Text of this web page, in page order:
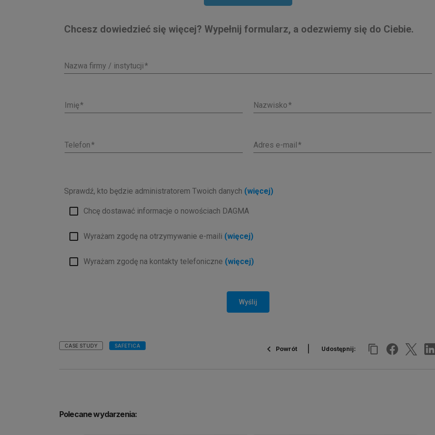
Chcesz dowiedzieć się więcej? Wypełnij formularz, a odezwiemy się do Ciebie.
Nazwa firmy / instytucji
Imię Nazwisko
Telefon Adres e-mail
Sprawdź, kto będzie administratorem Twoich danych (więcej)
Chcę dostawać informacje o nowościach DAGMA
Wyrażam zgodę na otrzymywanie e-maili (więcej)
Wyrażam zgodę na kontakty telefoniczne (więcej)
Wyślij
CASE STUDY SAFETICA Powrót Udostępnij:
Polecane wydarzenia: